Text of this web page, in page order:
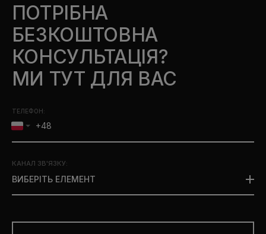
ПОТРІБНА
БЕЗКОШТОВНА
КОНСУЛЬТАЦІЯ?
МИ ТУТ ДЛЯ ВАС
ТЕЛЕФОН:
КАНАЛ ЗВ'ЯЗКУ:
ВИБЕРІТЬ ЕЛЕМЕНТ